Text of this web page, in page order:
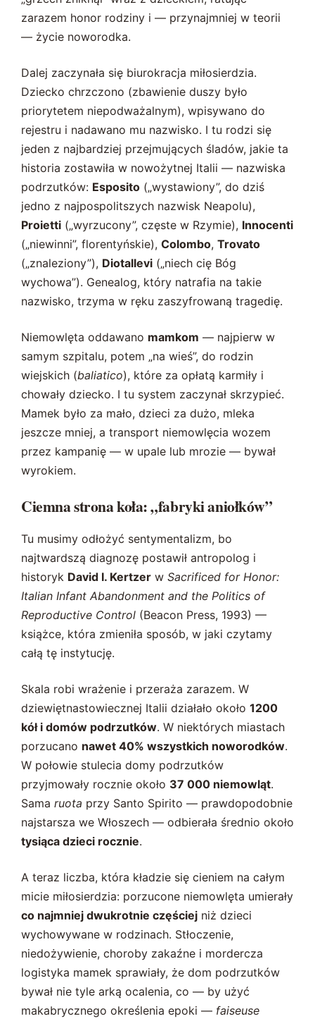
zarazem honor rodziny i — przynajmniej w teorii
— życie noworodka.
Dalej zaczynała się biurokracja miłosierdzia.
Dziecko chrzczono (zbawienie duszy było
priorytetem niepodważalnym), wpisywano do
rejestru i nadawano mu nazwisko. I tu rodzi się
jeden z najbardziej przejmujących śladów, jakie ta
historia zostawiła w nowożytnej Italii — nazwiska
podrzutków: Esposito („wystawiony”, do dziś
jedno z najpospolitszych nazwisk Neapolu),
Proietti („wyrzucony”, częste w Rzymie), Innocenti
(„niewinni”, florentyńskie), Colombo, Trovato
(„znaleziony”), Diotallevi („niech cię Bóg
wychowa”). Genealog, który natrafia na takie
nazwisko, trzyma w ręku zaszyfrowaną tragedię.
Niemowlęta oddawano mamkom — najpierw w
samym szpitalu, potem „na wieś”, do rodzin
wiejskich (baliatico), które za opłatą karmiły i
chowały dziecko. I tu system zaczynał skrzypieć.
Mamek było za mało, dzieci za dużo, mleka
jeszcze mniej, a transport niemowlęcia wozem
przez kampanię — w upale lub mrozie — bywał
wyrokiem.
Ciemna strona koła: „fabryki aniołków”
Tu musimy odłożyć sentymentalizm, bo
najtwardszą diagnozę postawił antropolog i
historyk David I. Kertzer w Sacrificed for Honor:
Italian Infant Abandonment and the Politics of
Reproductive Control (Beacon Press, 1993) —
książce, która zmieniła sposób, w jaki czytamy
całą tę instytucję.
Skala robi wrażenie i przeraża zarazem. W
dziewiętnastowiecznej Italii działało około 1200
kół i domów podrzutków. W niektórych miastach
porzucano nawet 40% wszystkich noworodków.
W połowie stulecia domy podrzutków
przyjmowały rocznie około 37 000 niemowląt.
Sama ruota przy Santo Spirito — prawdopodobnie
najstarsza we Włoszech — odbierała średnio około
tysiąca dzieci rocznie.
A teraz liczba, która kładzie się cieniem na całym
micie miłosierdzia: porzucone niemowlęta umierały
co najmniej dwukrotnie częściej niż dzieci
wychowywane w rodzinach. Stłoczenie,
niedożywienie, choroby zakaźne i mordercza
logistyka mamek sprawiały, że dom podrzutków
bywał nie tyle arką ocalenia, co — by użyć
makabrycznego określenia epoki — faiseuse